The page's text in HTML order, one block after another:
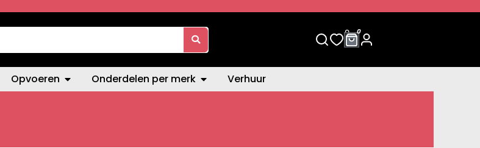
0 0
Opvoeren Onderdelen per merk Verhuur